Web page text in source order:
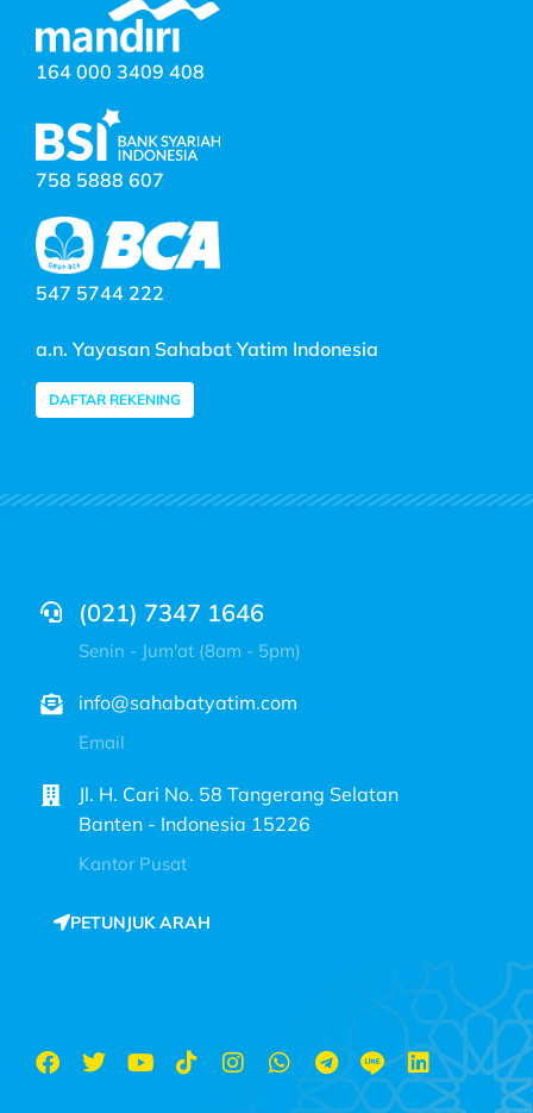
164 000 3409 408
758 5888 607
547 5744 222
a.n. Yayasan Sahabat Yatim Indonesia
DAFTAR REKENING
(021) 7347 1646
Senin - Jum'at (8am - 5pm)
info@sahabatyatim.com
Email
Jl. H. Cari No. 58 Tangerang Selatan
Banten - Indonesia 15226
Kantor Pusat
PETUNJUK ARAH